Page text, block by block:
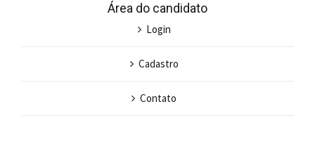
Área do candidato
Login
Cadastro
Contato